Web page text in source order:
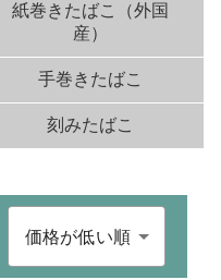
紙巻きたばこ（外国
産）
手巻きたばこ
刻みたばこ
並び順